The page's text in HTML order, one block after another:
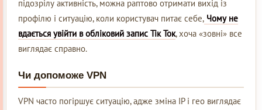
підозрілу активність, можна раптово отримати вихід із
профілю і ситуацію, коли користувач питає себе, Чому не
вдається увійти в обліковий запис Тік Ток, хоча «зовні» все
виглядає справно.
Чи допоможе VPN
VPN часто погіршує ситуацію, адже зміна IP і гео виглядає